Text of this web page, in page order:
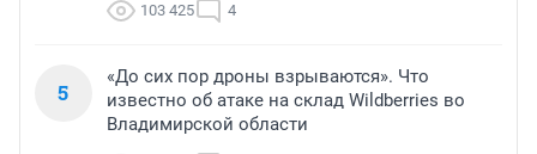
103 425 4
5
«До сих пор дроны взрываются». Что
известно об атаке на склад Wildberries во
Владимирской области